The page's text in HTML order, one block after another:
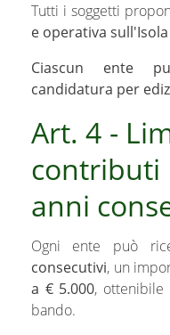
Tutti i soggetti
e operativa
Ciascun ente
candidatura per
Art. 4 -
anni
Ogni ente può
consecutivi, un
a € 5.000, ottenibile
bando.